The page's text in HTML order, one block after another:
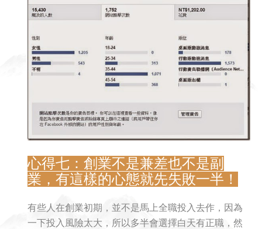
心得七：創業不是兼差也不是副
業，有這樣的心態就先失敗一半！
有些人在創業初期，並不是馬上全職投入去作，因為
一下投入風險太大，所以多半會選擇白天有正職，然